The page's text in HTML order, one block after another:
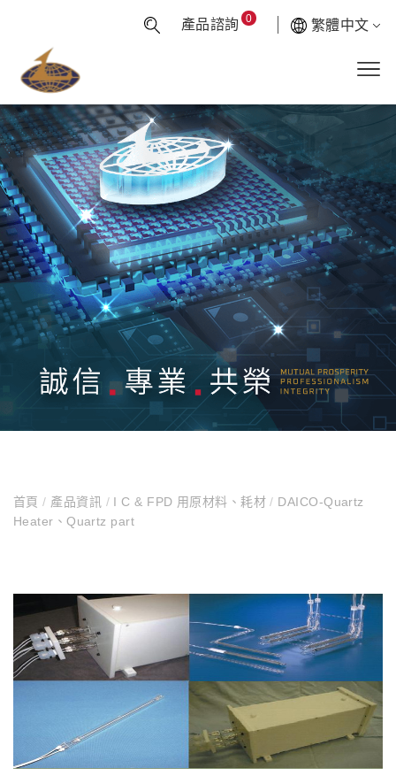
產品諮詢 0 繁體中文
首頁/ 產品資訊 /I C & FPD 用原材料、耗材/ DAICO-Quartz
Heater、Quartz part